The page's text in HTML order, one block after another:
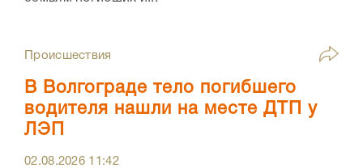
Происшествия
В Волгограде тело погибшего
водителя нашли на месте ДТП у
ЛЭП
02.08.2026 11:42